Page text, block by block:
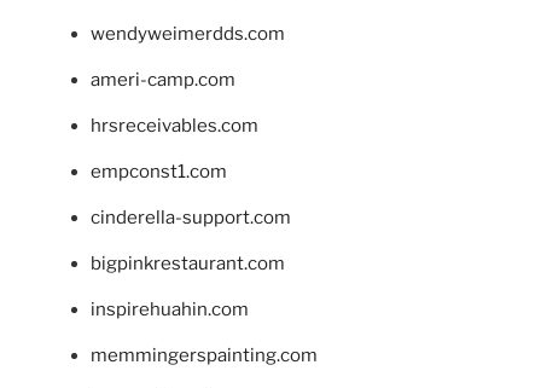
wendyweimerdds.com
ameri-camp.com
hrsreceivables.com
empconst1.com
cinderella-support.com
bigpinkrestaurant.com
inspirehuahin.com
memmingerspainting.com